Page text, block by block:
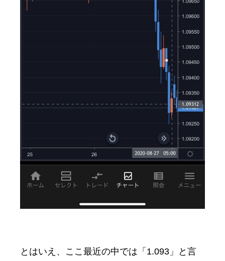
とはいえ、ここ最近の中では「1.093」と言